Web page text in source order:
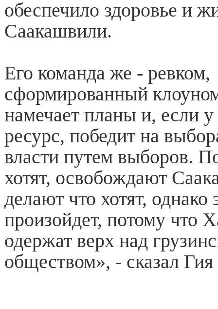
обеспечило здоровье и
Саакашвили.
Его команда же - ревком,
сформированный
намечает планы и, если у
ресурс, победит на
власти путем выборов.
хотят, освобождают
делают что хотят, однако
произойдет, потому что
одержат верх над
обществом», - сказал